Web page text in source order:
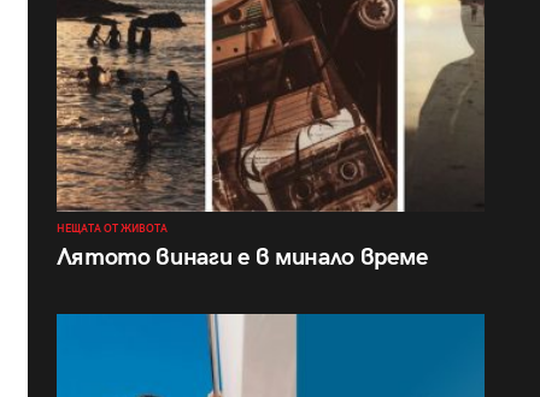
НЕЩАТА ОТ ЖИВОТА
Лятото винаги е в минало време